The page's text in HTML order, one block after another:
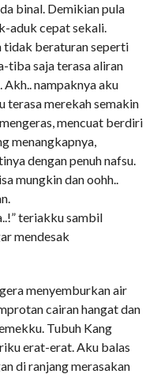
binal. Demikian pula
aduk cepat sekali.
tidak beraturan seperti
tiba saja terasa aliran
nampaknya aku
terasa merekah semakin
mencuat berdiri
menangkapnya,
dengan penuh nafsu.
mungkin dan oohh..
teriakku sambil
mendesak
menyemburkan air
cairan hangat dan
Tubuh Kang
erat-erat. Aku balas
di ranjang merasakan